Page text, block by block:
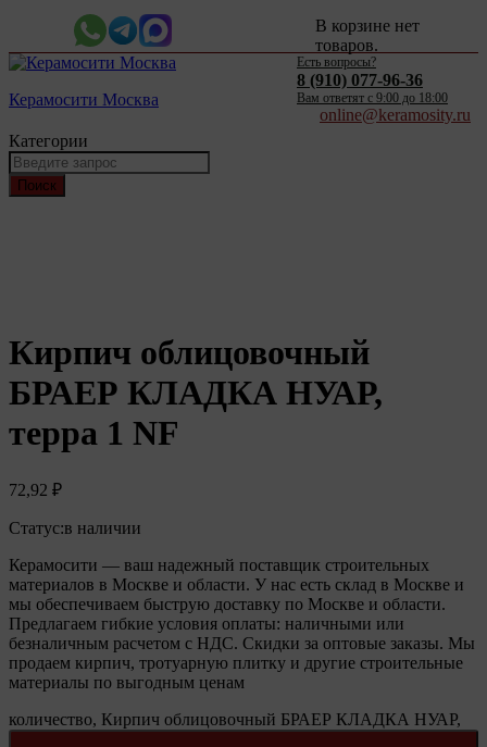
Керамосити Москва
В корзине нет
товаров.
Категории
Поиск
Есть вопросы?
8 (910) 077-96-36
Вам ответят c 9:00 до 18:00
online@keramosity.ru
Кирпич облицовочный
БРАЕР КЛАДКА НУАР,
терра 1 NF
72,92 ₽
Статус:в наличии
Керамосити — ваш надежный поставщик строительных
материалов в Москве и области. У нас есть склад в Москве и
мы обеспечиваем быструю доставку по Москве и области.
Предлагаем гибкие условия оплаты: наличными или
безналичным расчетом с НДС. Скидки за оптовые заказы. Мы
продаем кирпич, тротуарную плитку и другие строительные
материалы по выгодным ценам
количество, Кирпич облицовочный БРАЕР КЛАДКА НУАР,